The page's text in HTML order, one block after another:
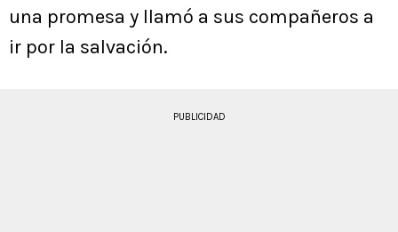
una promesa y llamó a sus compañeros a
ir por la salvación.
PUBLICIDAD